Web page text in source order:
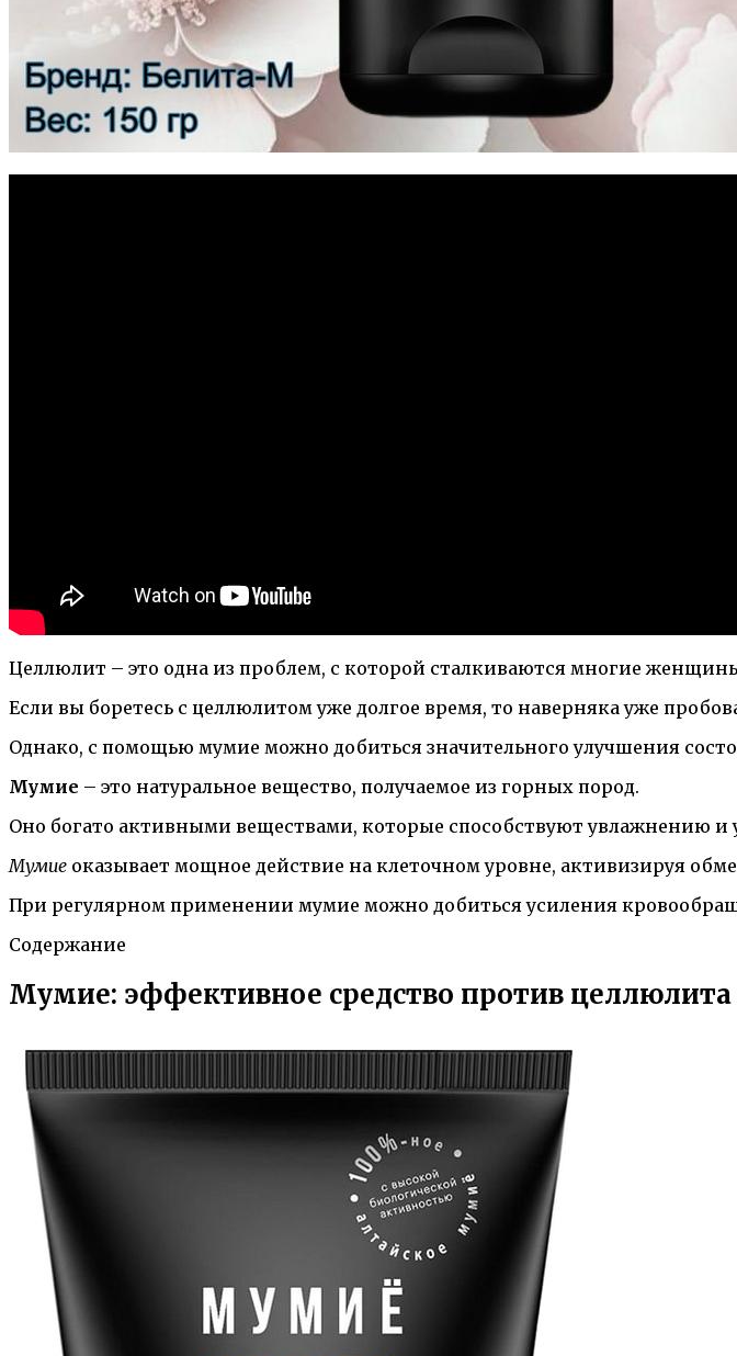
Целлюлит – это одна из проблем, с которой сталкиваются многие
Если вы боретесь с целлюлитом уже долгое время, то наверняка уже
Однако, с помощью мумие можно добиться значительного улучшения
Мумие – это натуральное вещество, получаемое из горных пород.
Оно богато активными веществами, которые способствуют увлажнению
Мумие оказывает мощное действие на клеточном уровне, активизируя
При регулярном применении мумие можно добиться усиления
Содержание
Мумие: эффективное средство против целлюлита